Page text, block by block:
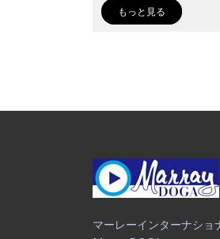
もっと見る
マーレーインターナショ